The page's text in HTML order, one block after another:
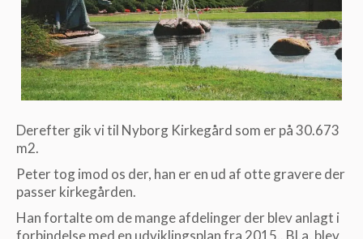
Derefter gik vi til Nyborg Kirkegård som er på 30.673
m2.
Peter tog imod os der, han er en ud af otte gravere der
passer kirkegården.
Han fortalte om de mange afdelinger der blev anlagt i
forbindelse med en udviklingsplan fra 2015.. Bl.a. blev